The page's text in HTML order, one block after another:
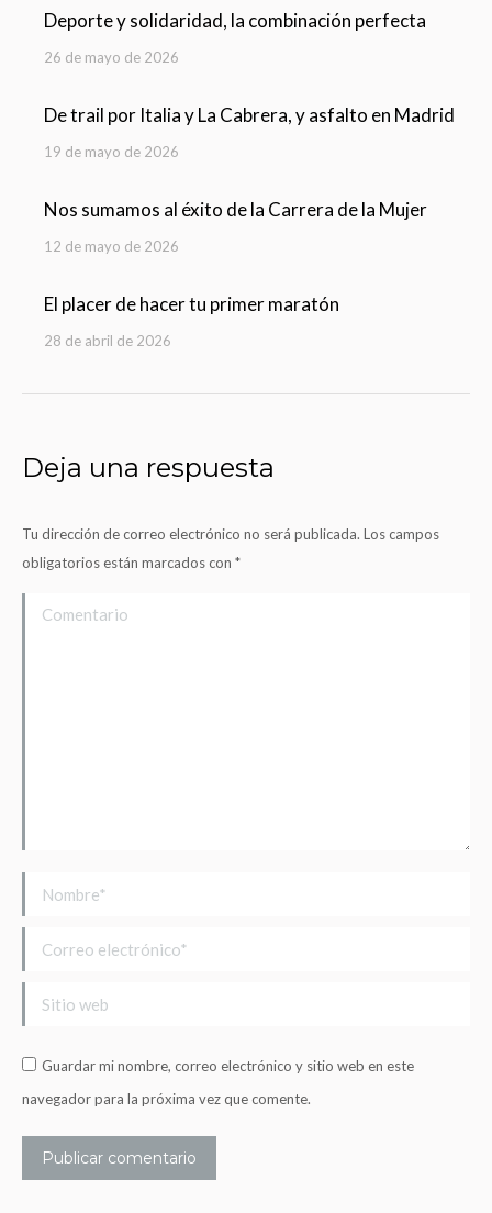
Deporte y solidaridad, la combinación perfecta
26 de mayo de 2026
De trail por Italia y La Cabrera, y asfalto en Madrid
19 de mayo de 2026
Nos sumamos al éxito de la Carrera de la Mujer
12 de mayo de 2026
El placer de hacer tu primer maratón
28 de abril de 2026
Deja una respuesta
Tu dirección de correo electrónico no será publicada. Los campos
obligatorios están marcados con *
Comentario
Nombre *
Correo electrónico *
Sitio web
Guardar mi nombre, correo electrónico y sitio web en este
navegador para la próxima vez que comente.
Publicar comentario